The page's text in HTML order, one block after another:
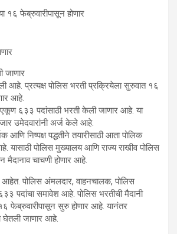
१६ फेब्रुवारीपासून होणार
जाणार
आहे. प्रत्यक्ष पोलिस भरती प्रक्रियेला सुरुवात १६
आहे.
६३३ पदांसाठी भरती केली जाणार आहे. या
उमेदवारांनी अर्ज केले आहे.
आणि निष्पक्ष पद्धतीने तयारीसाठी आता पोलिक
पोलिस मुख्यालय आणि राज्य राखीव पोलिस
मैदानाव चाचणी होणार आहे.
पोलिस अंमलदार, वाहनचालक, पोलिस
पदांचा समावेश आहे. पोलिस भरतीची मैदानी
फेब्रुवारीपासून सुरु होणार आहे. यानंतर
घेतली जाणार आहे.